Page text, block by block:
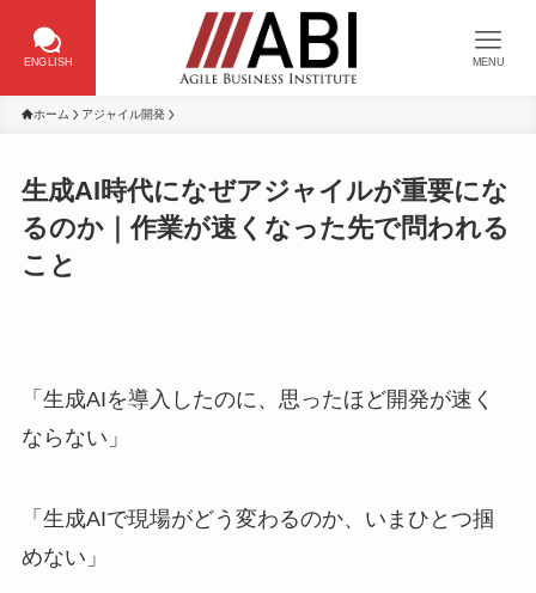
ENGLISH MENU
ホーム アジャイル開発
生成AI時代になぜアジャイルが重要にな
るのか｜作業が速くなった先で問われる
こと
「生成AIを導入したのに、思ったほど開発が速く
ならない」
「生成AIで現場がどう変わるのか、いまひとつ掴
めない」